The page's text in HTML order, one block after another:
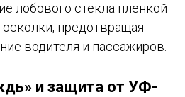
лобового стекла пленкой
предотвращая
водителя и пассажиров.
и защита от УФ-